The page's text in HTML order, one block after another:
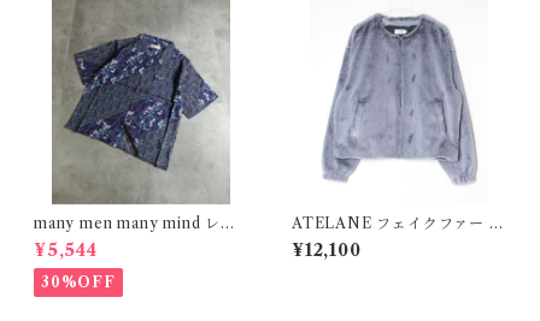
many men many mind レー
ヨン 総柄シャツ 花柄 ブルー
M2615061
¥5,544
30%OFF
ATELANE フェイクファー ノ
ーカーラー ブルゾン ブルー 2
5A-23001
¥12,100